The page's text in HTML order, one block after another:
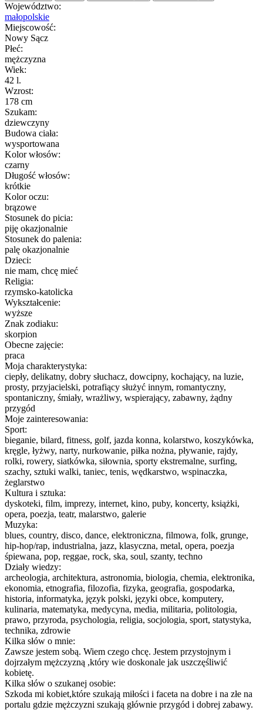
Województwo:
małopolskie
Miejscowość:
Nowy Sącz
Płeć:
mężczyzna
Wiek:
42 l.
Wzrost:
178 cm
Szukam:
dziewczyny
Budowa ciała:
wysportowana
Kolor włosów:
czarny
Długość włosów:
krótkie
Kolor oczu:
brązowe
Stosunek do picia:
piję okazjonalnie
Stosunek do palenia:
palę okazjonalnie
Dzieci:
nie mam, chcę mieć
Religia:
rzymsko-katolicka
Wykształcenie:
wyższe
Znak zodiaku:
skorpion
Obecne zajęcie:
praca
Moja charakterystyka:
ciepły, delikatny, dobry słuchacz, dowcipny, kochający, na luzie,
prosty, przyjacielski, potrafiący służyć innym, romantyczny,
spontaniczny, śmiały, wrażliwy, wspierający, zabawny, żądny
przygód
Moje zainteresowania:
Sport:
bieganie, bilard, fitness, golf, jazda konna, kolarstwo, koszykówka,
kręgle, łyżwy, narty, nurkowanie, piłka nożna, pływanie, rajdy,
rolki, rowery, siatkówka, siłownia, sporty ekstremalne, surfing,
szachy, sztuki walki, taniec, tenis, wędkarstwo, wspinaczka,
żeglarstwo
Kultura i sztuka:
dyskoteki, film, imprezy, internet, kino, puby, koncerty, książki,
opera, poezja, teatr, malarstwo, galerie
Muzyka:
blues, country, disco, dance, elektroniczna, filmowa, folk, grunge,
hip-hop/rap, industrialna, jazz, klasyczna, metal, opera, poezja
śpiewana, pop, reggae, rock, ska, soul, szanty, techno
Działy wiedzy:
archeologia, architektura, astronomia, biologia, chemia, elektronika,
ekonomia, etnografia, filozofia, fizyka, geografia, gospodarka,
historia, informatyka, język polski, języki obce, komputery,
kulinaria, matematyka, medycyna, media, militaria, politologia,
prawo, przyroda, psychologia, religia, socjologia, sport, statystyka,
technika, zdrowie
Kilka słów o mnie:
Zawsze jestem sobą. Wiem czego chcę. Jestem przystojnym i
dojrzałym mężczyzną ,który wie doskonale jak uszczęśliwić
kobietę.
Kilka słów o szukanej osobie:
Szkoda mi kobiet,które szukają miłości i faceta na dobre i na złe na
portalu gdzie mężczyzni szukają głównie przygód i dobrej zabawy.